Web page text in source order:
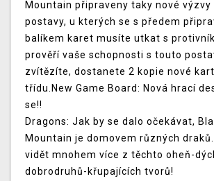
Mountain připraveny taky nové výzvy
postavy, u kterých se s předem
balíkem karet musíte utkat s
prověří vaše schopnosti s touto
zvítězíte, dostanete 2 kopie nové
třídu.New Game Board: Nová hrací
se!!
Dragons: Jak by se dalo očekávat,
Mountain je domovem různých
vidět mnohem více z těchto oheň-
dobrodruhů-křupajících tvorů!